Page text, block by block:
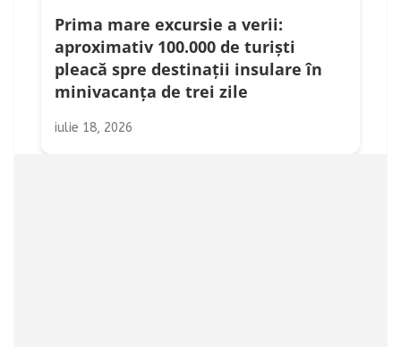
Prima mare excursie a verii:
aproximativ 100.000 de turiști
pleacă spre destinații insulare în
minivacanța de trei zile
iulie 18, 2026